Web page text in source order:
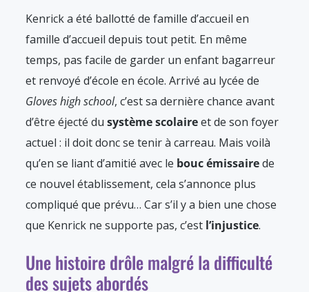
Kenrick a été ballotté de famille d’accueil en
famille d’accueil depuis tout petit. En même
temps, pas facile de garder un enfant bagarreur
et renvoyé d’école en école. Arrivé au lycée de
Gloves high school, c’est sa dernière chance avant
d’être éjecté du système scolaireet de son foyer
actuel : il doit donc se tenir à carreau. Mais voilà
qu’en se liant d’amitié avec le bouc émissairede
ce nouvel établissement, cela s’annonce plus
compliqué que prévu… Car s’il y a bien une chose
que Kenrick ne supporte pas, c’est l’injustice.
Une histoire drôle malgré la difficulté
des sujets abordés